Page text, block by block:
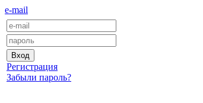
e-mail
Регистрация
Забыли пароль?